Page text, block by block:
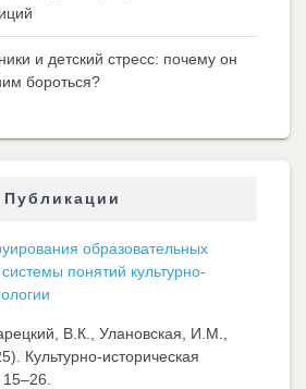
и детский стресс: почему он
бороться?
Публикации
образовательных
понятий культурно-
В.К., Улановская, И.М.,
Культурно-историческая